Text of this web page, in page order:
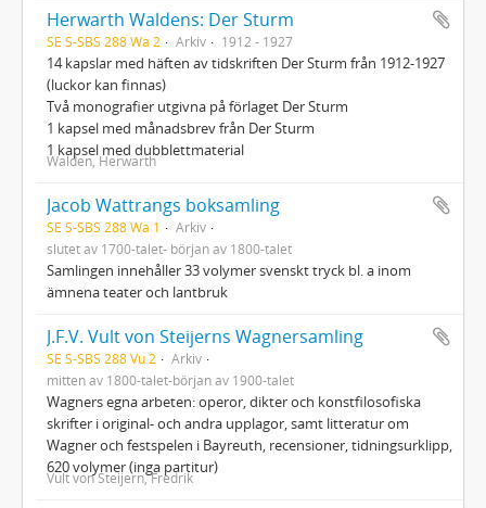
Herwarth Waldens: Der Sturm
SE S-SBS 288 Wa 2 Arkiv 1912 - 1927
14 kapslar med häften av tidskriften Der Sturm från 1912-1927
(luckor kan finnas)
Två monografier utgivna på förlaget Der Sturm
1 kapsel med månadsbrev från Der Sturm
1 kapsel med dubblettmaterial
Walden, Herwarth
Jacob Wattrangs boksamling
SE S-SBS 288 Wa 1
Arkiv
slutet av 1700-talet- början av 1800-talet
Samlingen innehåller 33 volymer svenskt tryck bl. a inom
ämnena teater och lantbruk
J.F.V. Vult von Steijerns Wagnersamling
SE S-SBS 288 Vu 2
Arkiv
mitten av 1800-talet-början av 1900-talet
Wagners egna arbeten: operor, dikter och konstfilosofiska
skrifter i original- och andra upplagor, samt litteratur om
Wagner och festspelen i Bayreuth, recensioner, tidningsurklipp,
620 volymer (inga partitur)
Vult von Steijern, Fredrik